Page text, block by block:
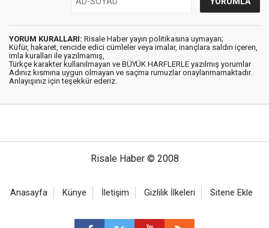
YORUM KURALLARI: Risale Haber yayın politikasına uymayan;
Küfür, hakaret, rencide edici cümleler veya imalar, inançlara saldırı içeren,
imla kuralları ile yazılmamış,
Türkçe karakter kullanılmayan ve BÜYÜK HARFLERLE yazılmış yorumlar
Adınız kısmına uygun olmayan ve saçma rumuzlar onaylanmamaktadır.
Anlayışınız için teşekkür ederiz.
Risale Haber © 2008
Anasayfa Künye İletişim Gizlilik İlkeleri Sitene Ekle